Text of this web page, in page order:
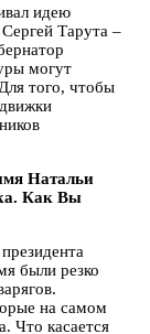
идею
Тарута –
могут
того, чтобы
Натальи
Как Вы
были резко
на самом
Что касается